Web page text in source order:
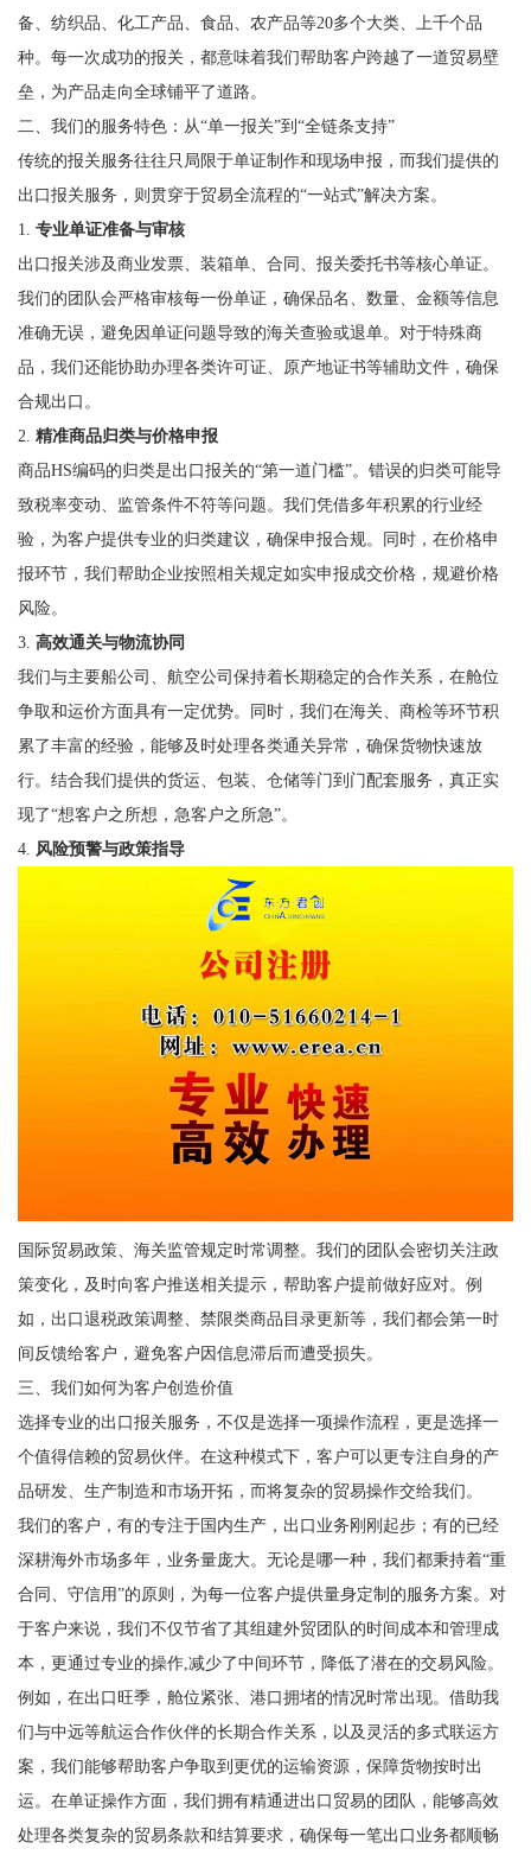
备、纺织品、化工产品、食品、农产品等20多个大类、上千个品
种。每一次成功的报关，都意味着我们帮助客户跨越了一道贸易壁
垒，为产品走向全球铺平了道路。
二、我们的服务特色：从“单一报关”到“全链条支持”
传统的报关服务往往只局限于单证制作和现场申报，而我们提供的
出口报关服务，则贯穿于贸易全流程的“一站式”解决方案。
1. 专业单证准备与审核
出口报关涉及商业发票、装箱单、合同、报关委托书等核心单证。
我们的团队会严格审核每一份单证，确保品名、数量、金额等信息
准确无误，避免因单证问题导致的海关查验或退单。对于特殊商
品，我们还能协助办理各类许可证、原产地证书等辅助文件，确保
合规出口。
2. 精准商品归类与价格申报
商品HS编码的归类是出口报关的“第一道门槛”。错误的归类可能导
致税率变动、监管条件不符等问题。我们凭借多年积累的行业经
验，为客户提供专业的归类建议，确保申报合规。同时，在价格申
报环节，我们帮助企业按照相关规定如实申报成交价格，规避价格
风险。
3. 高效通关与物流协同
我们与主要船公司、航空公司保持着长期稳定的合作关系，在舱位
争取和运价方面具有一定优势。同时，我们在海关、商检等环节积
累了丰富的经验，能够及时处理各类通关异常，确保货物快速放
行。结合我们提供的货运、包装、仓储等门到门配套服务，真正实
现了“想客户之所想，急客户之所急”。
4. 风险预警与政策指导
国际贸易政策、海关监管规定时常调整。我们的团队会密切关注政
策变化，及时向客户推送相关提示，帮助客户提前做好应对。例
如，出口退税政策调整、禁限类商品目录更新等，我们都会第一时
间反馈给客户，避免客户因信息滞后而遭受损失。
三、我们如何为客户创造价值
选择专业的出口报关服务，不仅是选择一项操作流程，更是选择一
个值得信赖的贸易伙伴。在这种模式下，客户可以更专注自身的产
品研发、生产制造和市场开拓，而将复杂的贸易操作交给我们。
我们的客户，有的专注于国内生产，出口业务刚刚起步；有的已经
深耕海外市场多年，业务量庞大。无论是哪一种，我们都秉持着“重
合同、守信用”的原则，为每一位客户提供量身定制的服务方案。对
于客户来说，我们不仅节省了其组建外贸团队的时间成本和管理成
本，更通过专业的操作,减少了中间环节，降低了潜在的交易风险。
例如，在出口旺季，舱位紧张、港口拥堵的情况时常出现。借助我
们与中远等航运合作伙伴的长期合作关系，以及灵活的多式联运方
案，我们能够帮助客户争取到更优的运输资源，保障货物按时出
运。在单证操作方面，我们拥有精通进出口贸易的团队，能够高效
处理各类复杂的贸易条款和结算要求，确保每一笔出口业务都顺畅